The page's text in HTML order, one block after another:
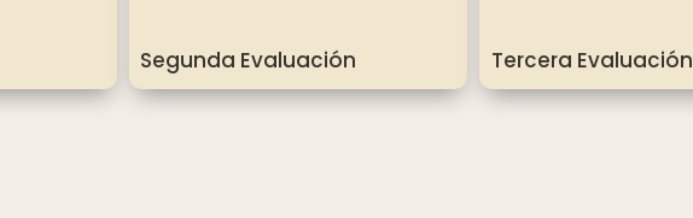
Segunda Evaluación Tercera Evaluación